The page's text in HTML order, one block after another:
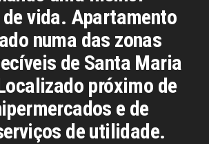
vida. Apartamento
numa das zonas
de Santa Maria
próximo de
e de
de utilidade.